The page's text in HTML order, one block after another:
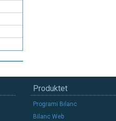
Produktet
Programi Bilanc
Bilanc Web